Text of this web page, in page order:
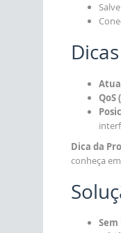
QoS
Dica da
conheça